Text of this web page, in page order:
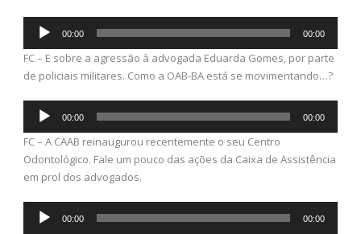
Tocador
áudio
00:00 00:00
FC – E sobre a agressão à advogada Eduarda Gomes, por parte
de policiais militares. Como a OAB-BA está se movimentando…?
Tocador
áudio
00:00 00:00
FC – A CAAB reinaugurou recentemente o seu Centro
Odontológico. Fale um pouco das ações da Caixa de Assistência
em prol dos advogados.
Tocador
00:00 00:00